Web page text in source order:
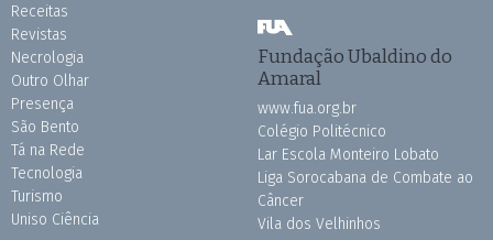
Receitas
Revistas
Necrologia
Outro Olhar
Presença
São Bento
Tá na Rede
Tecnologia
Turismo
Uniso Ciência
Fundação Ubaldino do
Amaral
www.fua.org.br
Colégio Politécnico
Lar Escola Monteiro Lobato
Liga Sorocabana de Combate ao
Câncer
Vila dos Velhinhos